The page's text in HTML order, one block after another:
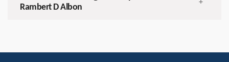
Rambert D Albon
+